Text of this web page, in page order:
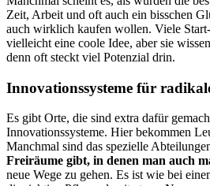
Zeit, Arbeit und oft auch ein bisschen
auch wirklich kaufen wollen. Viele
vielleicht eine coole Idee, aber sie
denn oft steckt viel Potenzial drin.
Innovationssysteme für
Es gibt Orte, die sind extra dafür
Innovationssysteme. Hier bekommen
Manchmal sind das spezielle
Freiräume gibt, in denen man auch
neue Wege zu gehen. Es ist wie bei